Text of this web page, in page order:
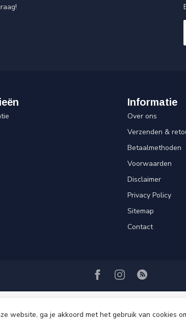
Informatie
Over ons
Verzenden &
Betaalmethoden
Voorwaarden
Disclaimer
Privacy Policy
Sitemap
Contact
© Copyright 2026 Sweet Living Shop
website, ga je akkoord met het gebruik van cookies